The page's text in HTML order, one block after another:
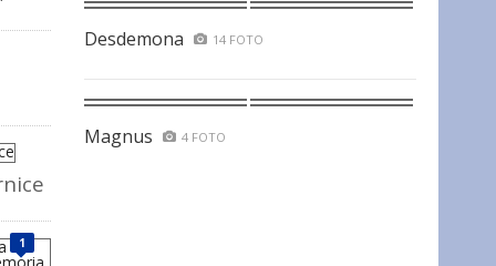
1
Desdemona 14 FOTO
Magnus 4 FOTO